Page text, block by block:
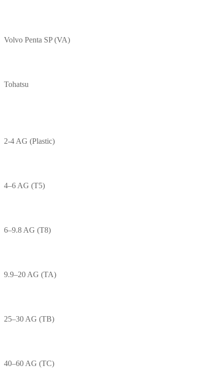
Volvo Penta SP (VA)
Tohatsu
2-4 AG (Plastic)
4–6 AG (T5)
6–9.8 AG (T8)
9.9–20 AG (TA)
25–30 AG (TB)
40–60 AG (TC)